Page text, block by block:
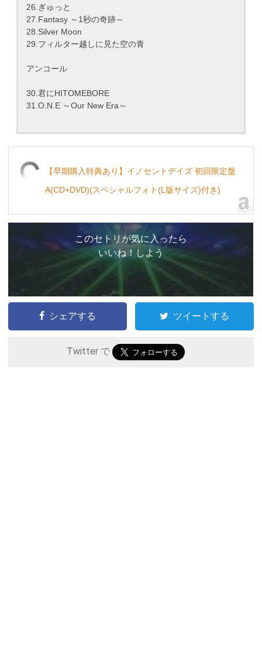
26.ぎゅっと
27.Fantasy ～1秒の奇跡～
28.Silver Moon
29.フィルター越しに見た空の青
アンコール
30.君にHITOMEBORE
31.O.N.E ～Our New Era～
【早期購入特典あり】イノセントデイズ 初回限定盤
A(CD+DVD)(スペシャルフォト(L版サイズ)付き)
このセトリが気に入ったら
いいね！しよう
シェアする ツイートする
Twitter で